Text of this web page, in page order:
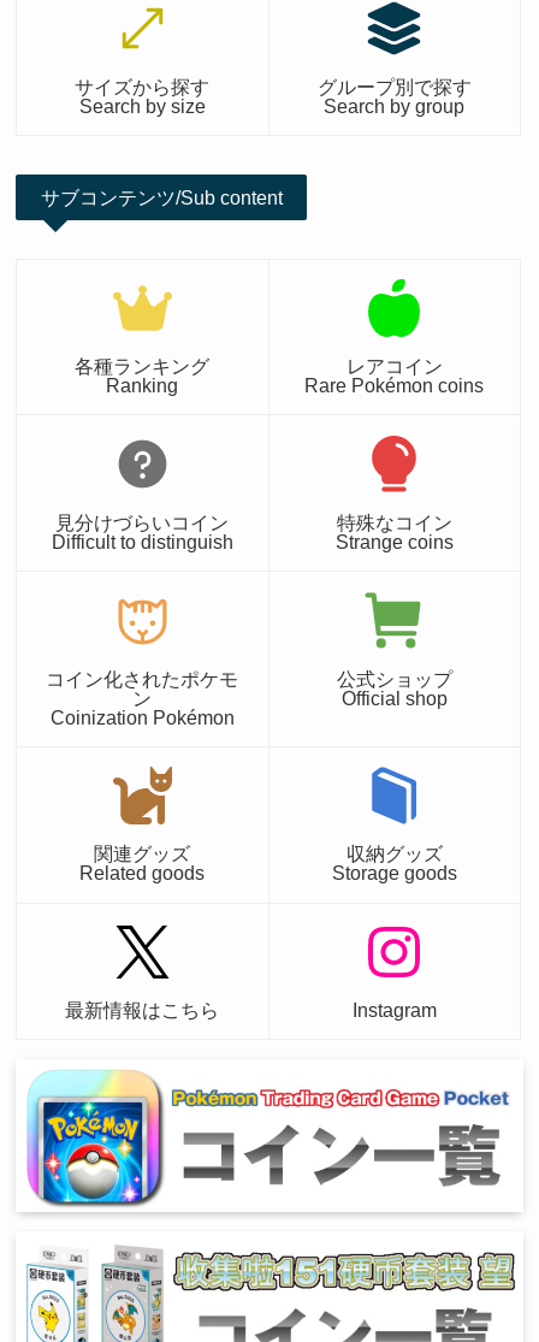
サイズから探す
Search by size
グループ別で探す
Search by group
サブコンテンツ/Sub content
各種ランキング
Ranking
レアコイン
Rare Pokémon coins
見分けづらいコイン
Difficult to distinguish
特殊なコイン
Strange coins
コイン化されたポケモ
ン
Coinization Pokémon
公式ショップ
Official shop
関連グッズ
Related goods
収納グッズ
Storage goods
最新情報はこちら Instagram